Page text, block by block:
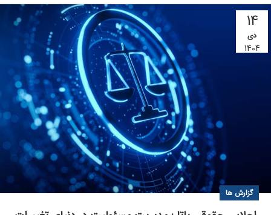
14
دی
1404
گزارش ها